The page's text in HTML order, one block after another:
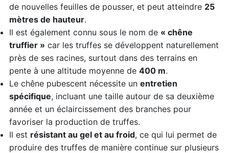
de nouvelles feuilles de pousser, et peut atteindre 25
mètres de hauteur.
Il est également connu sous le nom de « chêne
truffier » car les truffes se développent naturellement
près de ses racines, surtout dans des terrains en
pente à une altitude moyenne de 400 m.
Le chêne pubescent nécessite un entretien
spécifique, incluant une taille autour de sa deuxième
année et un éclaircissement des branches pour
favoriser la production de truffes.
Il est résistant au gel et au froid, ce qui lui permet de
produire des truffes de manière continue sur plusieurs